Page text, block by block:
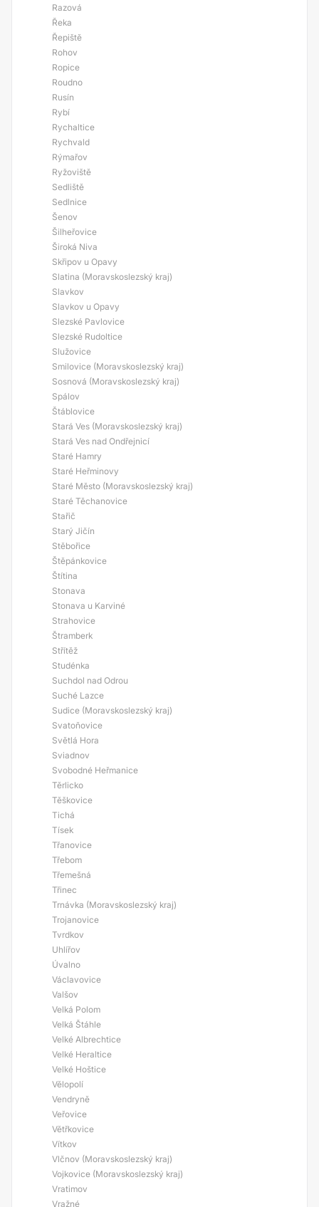
Razová
Řeka
Řepiště
Rohov
Ropice
Roudno
Rusín
Rybí
Rychaltice
Rychvald
Rýmařov
Ryžoviště
Sedliště
Sedlnice
Šenov
Šilheřovice
Široká Niva
Skřipov u Opavy
Slatina (Moravskoslezský kraj)
Slavkov
Slavkov u Opavy
Slezské Pavlovice
Slezské Rudoltice
Služovice
Smilovice (Moravskoslezský kraj)
Sosnová (Moravskoslezský kraj)
Spálov
Štáblovice
Stará Ves (Moravskoslezský kraj)
Stará Ves nad Ondřejnicí
Staré Hamry
Staré Heřminovy
Staré Město (Moravskoslezský kraj)
Staré Těchanovice
Stařič
Starý Jičín
Stěbořice
Štěpánkovice
Štítina
Stonava
Stonava u Karviné
Strahovice
Štramberk
Střítěž
Studénka
Suchdol nad Odrou
Suché Lazce
Sudice (Moravskoslezský kraj)
Svatoňovice
Světlá Hora
Sviadnov
Svobodné Heřmanice
Těrlicko
Těškovice
Tichá
Tísek
Třanovice
Třebom
Třemešná
Třinec
Trnávka (Moravskoslezský kraj)
Trojanovice
Tvrdkov
Uhlířov
Úvalno
Václavovice
Valšov
Velká Polom
Velká Štáhle
Velké Albrechtice
Velké Heraltice
Velké Hoštice
Vělopolí
Vendryně
Veřovice
Větřkovice
Vítkov
Vlčnov (Moravskoslezský kraj)
Vojkovice (Moravskoslezský kraj)
Vratimov
Vražné